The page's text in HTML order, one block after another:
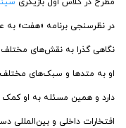
در نظرسنجی برنامه «هفت» به
نگاهی گذرا به نقش‌های
او به متدها و سبک‌های مختلف
دارد و همین مسئله به او کمک
افتخارات داخلی و بین‌المللی